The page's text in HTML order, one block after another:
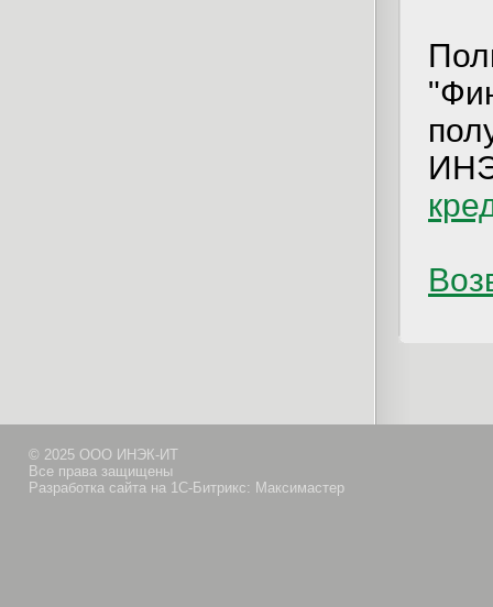
© 2025 ООО ИНЭК-ИТ
Все права защищены
Разработка сайта на 1С-Битрикс: Максимастер